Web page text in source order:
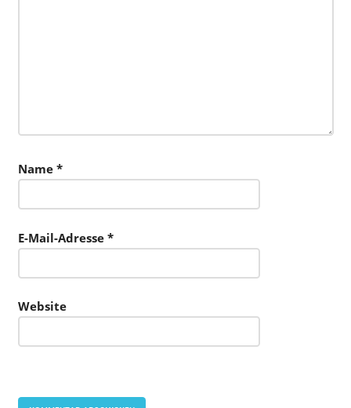
Name *
E-Mail-Adresse *
Website